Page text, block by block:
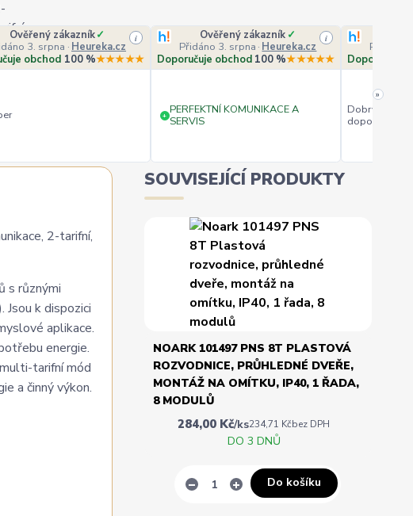
Ověřený zákazník✓
3. srpna · Heureka.cz
i
obchod 100 %★★★★★
Ověřený zákazník ✓
Přidáno 3. srpna · Heureka.cz
i
Doporučuje obchod 100 %★★★★★
+ PERFEKTNÍ KOMUNIKACE A
SERVIS
Přidáno
Doporučuje
Dobrý
doporučuji.
»
2-tarifní,
s různými
k dispozici
aplikace.
energie.
tarifní mód
a činný výkon.
SOUVISEJÍCÍ PRODUKTY
NOARK 101497 PNS 8T PLASTOVÁ
ROZVODNICE, PRŮHLEDNÉ DVEŘE,
MONTÁŽ NA OMÍTKU, IP40, 1 ŘADA,
8 MODULŮ
284,00 Kč/ks234,71 Kčbez DPH
DO 3 DNŮ
Do košíku